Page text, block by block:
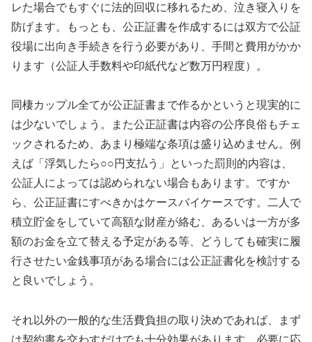
レた場合でもすぐに法的回収に移れるため、泣き寝入りを
防げます。もっとも、公正証書を作成するには双方で公証
役場に出向き手続きを行う必要があり、手間と費用がかか
ります（公証人手数料や印紙代など数万円程度）。
同棲カップル全てが公正証書まで作るかというと現実的に
は少ないでしょう。また公正証書は内容の公序良俗もチェ
ックされるため、あまり極端な条項は盛り込めません。例
えば「浮気したら○○円支払う」といった罰則的内容は、
公証人によっては認められない場合もあります。ですか
ら、公正証書にすべきかはケースバイケースです。二人で
積立貯金をしていて高額な財産が絡む、あるいは一方が多
額のお金を立て替える予定がある等、どうしても確実に履
行させたい金銭事項がある場合には公正証書化を検討する
と良いでしょう。
それ以外の一般的な生活費負担の取り決めであれば、まず